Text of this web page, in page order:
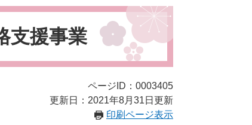
支援事業
ページID：0003405
更新日：2021年8月31日更新
印刷ページ表示